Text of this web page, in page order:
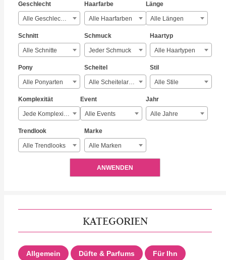
Geschlecht
Alle Geschlechter
Haarfarbe
Alle Haarfarben
Länge
Alle Längen
Schnitt
Alle Schnitte
Schmuck
Jeder Schmuck
Haartyp
Alle Haartypen
Pony
Alle Ponyarten
Scheitel
Alle Scheitelarten
Stil
Alle Stile
Komplexität
Jede Komplexität
Event
Alle Events
Jahr
Alle Jahre
Trendlook
Alle Trendlooks
Marke
Alle Marken
ANWENDEN
KATEGORIEN
Allgemein Düfte & Parfums Für Ihn